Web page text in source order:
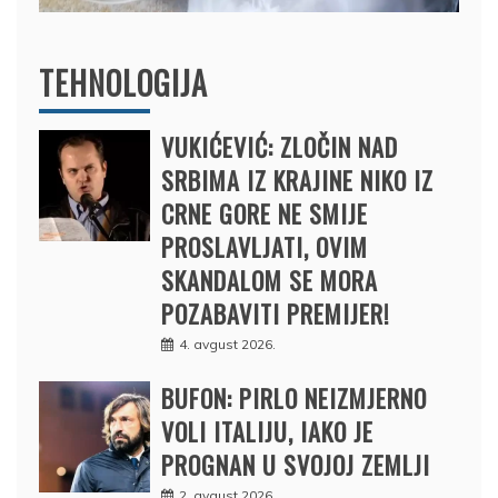
TEHNOLOGIJA
VUKIĆEVIĆ: ZLOČIN NAD
SRBIMA IZ KRAJINE NIKO IZ
CRNE GORE NE SMIJE
PROSLAVLJATI, OVIM
SKANDALOM SE MORA
POZABAVITI PREMIJER!
4. avgust 2026.
BUFON: PIRLO NEIZMJERNO
VOLI ITALIJU, IAKO JE
PROGNAN U SVOJOJ ZEMLJI